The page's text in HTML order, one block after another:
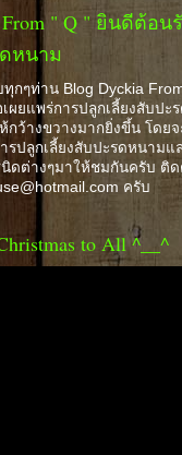
From " Q " ยินดีต้อน
หนาม
กๆท่าน Blog Dyckia
ผยแพร่การปลูกเลี้ยงสับปะ
กว้างขวางมากยิ่งขึ้น โดย
รปลูกเลี้ยงสับปะรดหนามแ
นิดต่างๆมาให้ชมกันครับ ติ
ครับ
to All ^__^